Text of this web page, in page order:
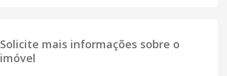
Solicite mais informações sobre o
imóvel